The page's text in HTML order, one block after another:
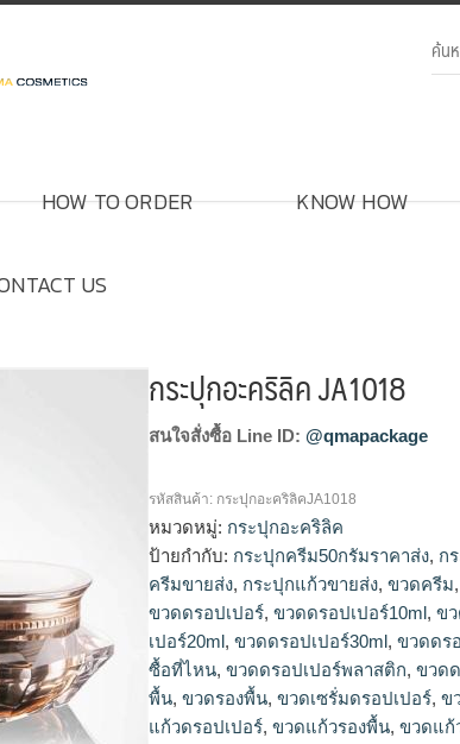
HOW TO ORDER KNOW HOW
US
กระปุกอะคริลิค JA1018
สนใจสั่งซื้อ Line ID: @qmapackage
รหัสสินค้า: กระปุกอะคริลิคJA1018
หมวดหมู่: กระปุกอะคริลิค
ป้ายกำกับ: กระปุกครีม50กรัมราคาส่ง, ก
ครีมขายส่ง, กระปุกแก้วขายส่ง,ขวดครีม
ขวดดรอปเปอร์,ขวดดรอปเปอร์10ml,ข
เปอร์20ml,ขวดดรอปเปอร์30ml,ขวดดร
ซื้อที่ไหน,ขวดดรอปเปอร์พลาสติก,ขวด
พื้น,ขวดรองพื้น,ขวดเซรั่มดรอปเปอร์,ข
แก้วดรอปเปอร์,ขวดแก้วรองพื้น,ขวดแก้